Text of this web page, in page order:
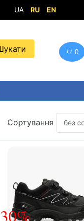
UA RU EN
0
Сортування
30%